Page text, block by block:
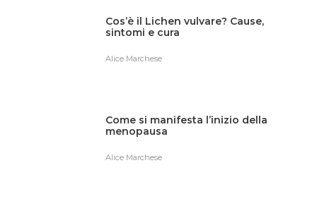
Cos’è il Lichen vulvare? Cause,
sintomi e cura
Alice Marchese
Come si manifesta l’inizio della
menopausa
Alice Marchese